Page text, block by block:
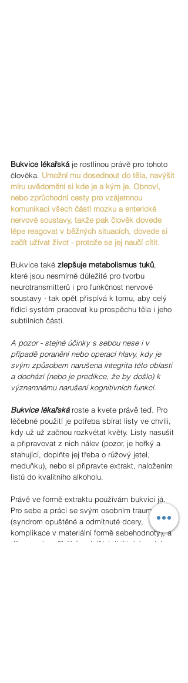
Bukvice lékařská je rostlinou právě pro tohoto
člověka. Umožní mu dosednout do těla, navýšit
míru uvědomění si kde je a kým je. Obnoví,
nebo zprůchodní cesty pro vzájemnou
komunikaci všech částí mozku a enterické
nervové soustavy, takže pak člověk dovede
lépe reagovat v běžných situacích, dovede si
začít užívat život - protože se jej naučí cítit.
Bukvice také zlepšuje metabolismus tuků,
které jsou nesmírně důležité pro tvorbu
neurotransmitterů i pro funkčnost nervové
soustavy - tak opět přispívá k tomu, aby celý
řídící systém pracovat ku prospěchu těla i jeho
subtilních částí.
A pozor - stejné účinky s sebou nese i v
případě poranění nebo operací hlavy, kdy je
svým způsobem narušena integrita této oblasti
a dochází (nebo je predikce, že by došlo) k
významnému narušení kognitivních funkcí.
Bukvice lékařská roste a kvete právě teď. Pro
léčebné použití je potřeba sbírat listy ve chvíli,
kdy už už začnou rozkvétat květy. Listy nasušit
a připravovat z nich nálev (pozor, je hořký a
stahující, doplňte jej třeba o růžový jetel,
meduňku), nebo si připravte extrakt, naložením
listů do kvalitního alkoholu.
Právě ve formě extraktu používám bukvici já.
Pro sebe a práci se svým osobním traumatem
(syndrom opuštěné a odmítnuté dcery,
komplikace v materiální formě sebehodnoty), a
díky mnoha příběhům dalších lidí také u nich,